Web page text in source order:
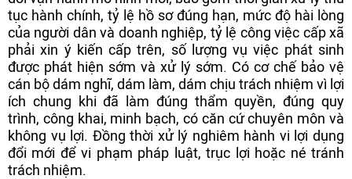
tục hành chính, tỷ lệ hồ sơ đúng hạn, mức độ hài lòng
của người dân và doanh nghiệp, tỷ lệ công việc cấp xã
phải xin ý kiến cấp trên, số lượng vụ việc phát sinh
được phát hiện sớm và xử lý sớm. Có cơ chế bảo vệ
cán bộ dám nghĩ, dám làm, dám chịu trách nhiệm vì lợi
ích chung khi đã làm đúng thẩm quyền, đúng quy
trình, công khai, minh bạch, có căn cứ chuyên môn và
không vụ lợi. Đồng thời xử lý nghiêm hành vi lợi dụng
đổi mới để vi phạm pháp luật, trục lợi hoặc né tránh
trách nhiệm.